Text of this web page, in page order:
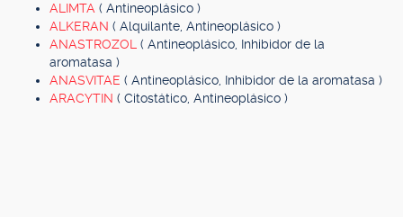
ALIMTA ( Antineoplásico )
ALKERAN ( Alquilante, Antineoplásico )
ANASTROZOL ( Antineoplásico, Inhibidor de la
aromatasa )
ANASVITAE ( Antineoplásico, Inhibidor de la aromatasa )
ARACYTIN ( Citostático, Antineoplásico )